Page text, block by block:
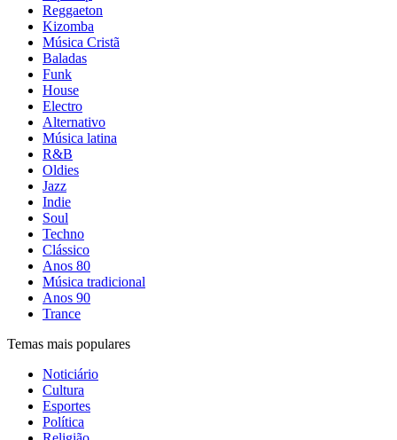
Reggaeton
Kizomba
Música Cristã
Baladas
Funk
House
Electro
Alternativo
Música latina
R&B
Oldies
Jazz
Indie
Soul
Techno
Clássico
Anos 80
Música tradicional
Anos 90
Trance
Temas mais populares
Noticiário
Cultura
Esportes
Política